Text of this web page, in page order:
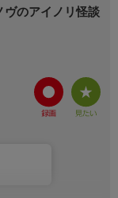
ヴのアイノリ怪談